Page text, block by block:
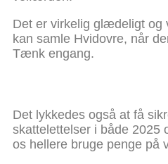
Det er virkelig glædeligt og
kan samle Hvidovre, når
Tænk engang.
Det lykkedes også at få
skattelettelser i både 2025
os hellere bruge penge på